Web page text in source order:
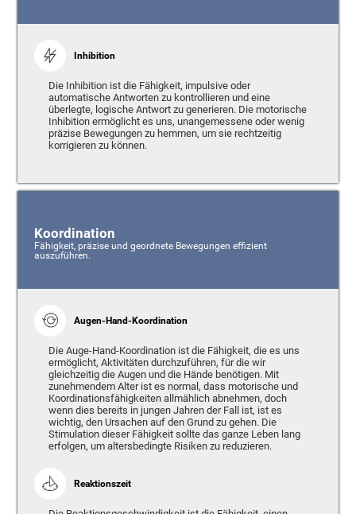
Inhibition
Die Inhibition ist die Fähigkeit, impulsive oder
automatische Antworten zu kontrollieren und eine
überlegte, logische Antwort zu generieren. Die motorische
Inhibition ermöglicht es uns, unangemessene oder wenig
präzise Bewegungen zu hemmen, um sie rechtzeitig
korrigieren zu können.
Koordination
Fähigkeit, präzise und geordnete Bewegungen effizient
auszuführen.
Augen-Hand-Koordination
Die Auge-Hand-Koordination ist die Fähigkeit, die es uns
ermöglicht, Aktivitäten durchzuführen, für die wir
gleichzeitig die Augen und die Hände benötigen. Mit
zunehmendem Alter ist es normal, dass motorische und
Koordinationsfähigkeiten allmählich abnehmen, doch
wenn dies bereits in jungen Jahren der Fall ist, ist es
wichtig, den Ursachen auf den Grund zu gehen. Die
Stimulation dieser Fähigkeit sollte das ganze Leben lang
erfolgen, um altersbedingte Risiken zu reduzieren.
Reaktionszeit